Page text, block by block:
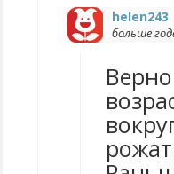
helen243
больше